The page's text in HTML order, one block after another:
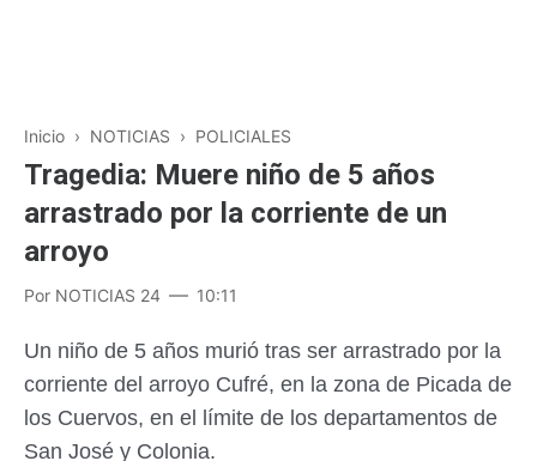
Inicio › NOTICIAS › POLICIALES
Tragedia: Muere niño de 5 años
arrastrado por la corriente de un
arroyo
Por NOTICIAS 24 10:11
Un niño de 5 años murió tras ser arrastrado por la
corriente del arroyo Cufré, en la zona de Picada de
los Cuervos, en el límite de los departamentos de
San José y Colonia.